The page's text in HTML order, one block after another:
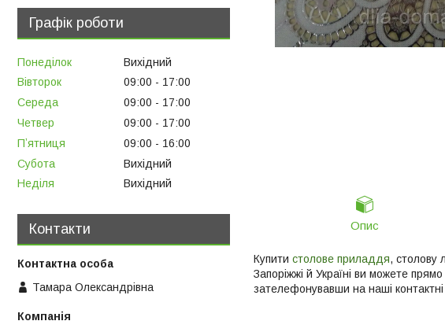
Опис
Купити столове приладдя, столову
Запоріжжі й Україні ви можете
зателефонувавши на наші
Графік роботи
Понеділок
Вихідний
Вівторок
09:00
17:00
Середа
09:00
17:00
Четвер
09:00
17:00
Пʼятниця
09:00
16:00
Субота
Вихідний
Неділя
Вихідний
Контакти
Тамара Олександрівна